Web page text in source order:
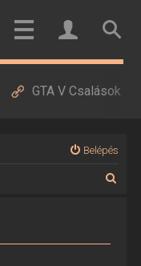
GTA V Csalások
Belépés